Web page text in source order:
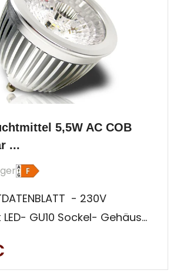
5,5W AC COB
...
- 230V
GU10 Sockel- Gehäuse